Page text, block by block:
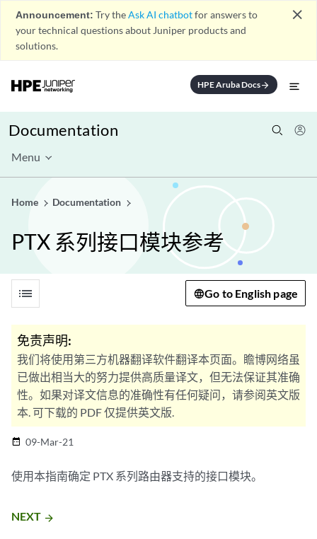
Announcement: Try theAsk AI chatbotfor answers to
your technical questions about Juniper products and
solutions.
close
HPE Aruba Docsarrow_forward
Documentation
Menu
Home Documentation
PTX 系列接口模块参考
list Go to English page
免责声明:
我们将使用第三方机器翻译软件翻译本页面。瞻博网络虽
已做出相当大的努力提供高质量译文，但无法保证其准确
性。如果对译文信息的准确性有任何疑问，请参阅英文版
本. 可下载的 PDF 仅提供英文版.
date_range 09-Mar-21
使用本指南确定 PTX 系列路由器支持的接口模块。
NEXT arrow_forward